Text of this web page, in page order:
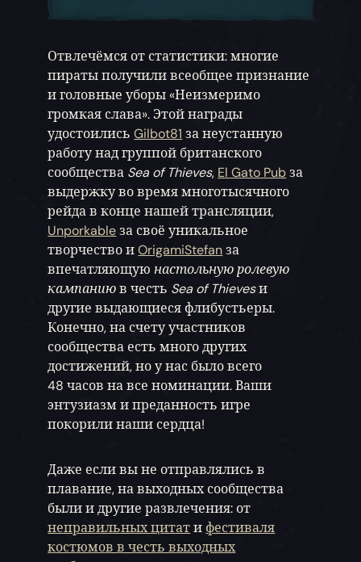
Отвлечёмся от статистики: многие
пираты получили всеобщее признание
и головные уборы «Неизмеримо
громкая слава». Этой награды
удостоилисьGilbot81 за неустанную
работу над группой британского
сообщества Sea of Thieves, El Gato Pubза
выдержку во время многотысячного
рейда в конце нашей трансляции,
Unporkableза своё уникальное
творчество иOrigamiStefanза
впечатляющуюнастольную ролевую
кампаниюв честь Sea of Thievesи
другие выдающиеся флибустьеры.
Конечно, на счету участников
сообщества есть много других
достижений, но у нас было всего
48 часов на все номинации. Ваши
энтузиазм и преданность игре
покорили наши сердца!
Даже если вы не отправлялись в
плавание, на выходных сообщества
были и другие развлечения: от
неправильных цитати фестиваля
костюмов в честь выходных